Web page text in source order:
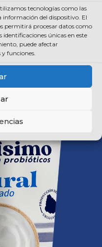
tecnologías como las
información del dispositivo. El
permitirá procesar datos como
únicas en este
puede afectar
funciones.